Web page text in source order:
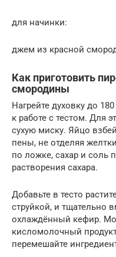
для начинки:
джем из красной
Как приготовить
смородины
Нагрейте духовку до
к работе с тестом. Для
сухую миску. Яйцо
пены, не отделяя
по ложке, сахар и соль
растворения сахара.
Добавьте в тесто
струйкой, и тщательно
охлаждённый кефир.
кисломолочный
перемешайте